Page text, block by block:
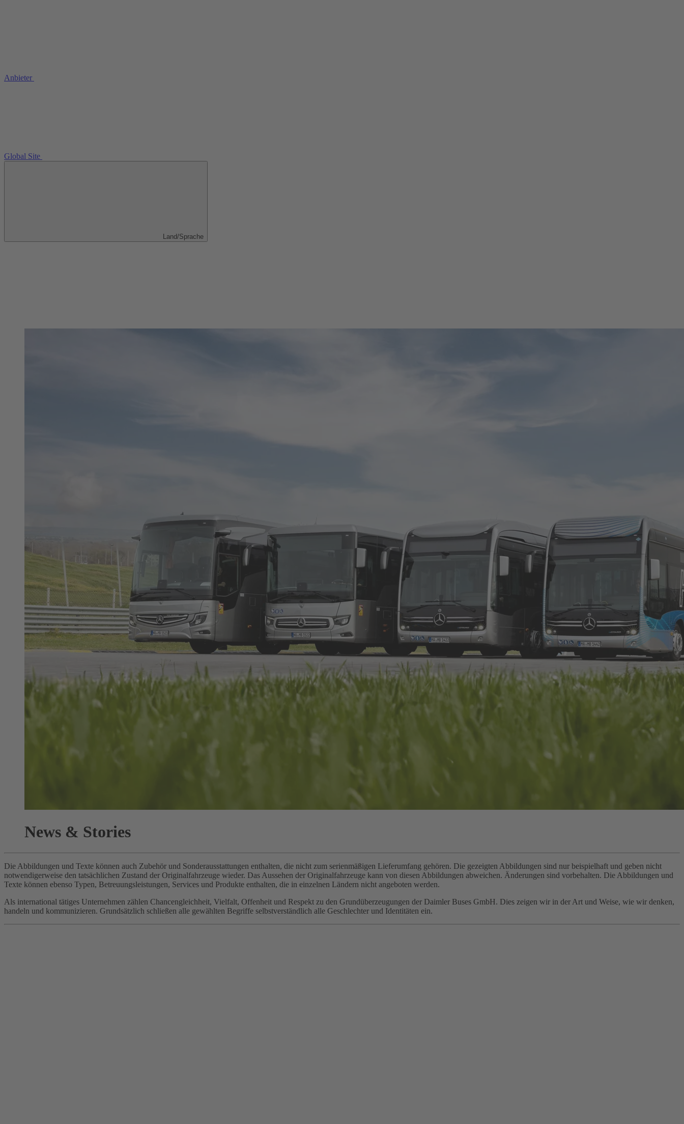
Anbieter
Global Site
Land/Sprache
News & Stories
Die Abbildungen und Texte können auch Zubehör und Sonderausstattungen enthalten, die nicht zum serienmäßigen Lieferumfang gehören. Die gezeigten Abbildungen sind nur beispielhaft und geben nicht
notwendigerweise den tatsächlichen Zustand der Originalfahrzeuge wieder. Das Aussehen der Originalfahrzeuge kann von diesen Abbildungen abweichen. Änderungen sind vorbehalten. Die Abbildungen und
Texte können ebenso Typen, Betreuungsleistungen, Services und Produkte enthalten, die in einzelnen Ländern nicht angeboten werden.
Als international tätiges Unternehmen zählen Chancengleichheit, Vielfalt, Offenheit und Respekt zu den Grundüberzeugungen der Daimler Buses GmbH. Dies zeigen wir in der Art und Weise, wie wir denken,
handeln und kommunizieren. Grundsätzlich schließen alle gewählten Begriffe selbstverständlich alle Geschlechter und Identitäten ein.